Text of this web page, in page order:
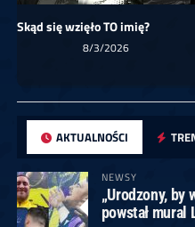
Skąd się wzięło TO imię?
8/3/2026
AKTUALNOŚCI
NEWSY
„Urodzony, by
powstał mural